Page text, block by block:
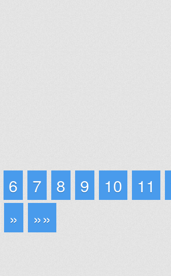
6 7 8 9 10 11
» »»